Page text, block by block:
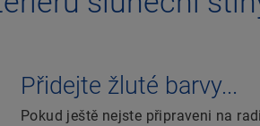
Přidejte žluté barvy...
Pokud ještě nejste připraveni na